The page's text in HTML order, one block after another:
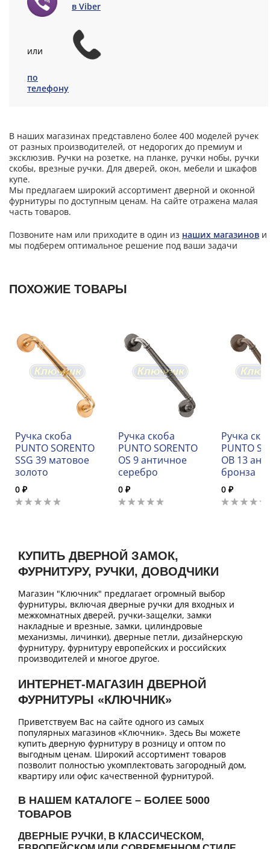
в Viber
или
по
телефону
В наших магазинах представлено более 400 моделей ручек
от разных производителей, от недорогих до премиум и
эксклюзив. Ручки на розетке, на планке, ручки нобы, ручки
скобы, врезные ручки. Для дверей, окон, мебели и шкафов
купе.
Мы предлагаем широкий ассортимент дверной и оконной
фурнитуры по доступным ценам. На сайте отражена малая
часть товаров.
Позвоните нам или приходите в один из наших магазинов и
мы подберем оптимальное решение под ваши задачи
ПОХОЖИЕ ТОВАРЫ
Ручка скоба
PUNTO SORENTO
SSG 39 матовое
золото
0 ₽
Ручка скоба
PUNTO SORENTO
OS 9 античное
серебро
0 ₽
Ручка
PUNTO
OB 13
бронза
0 ₽
КУПИТЬ ДВЕРНОЙ ЗАМОК,
ФУРНИТУРУ, РУЧКИ, ДОВОДЧИКИ
Магазин "Ключник" предлагает огромный выбор
фурнитуры, включая дверные ручки для входных и
межкомнатных дверей, ручки-защелки, замки
накладные и врезные, замки, цилиндровые
механизмы, личинки), дверные петли, дизайнерскую
фурнитуру, фурнитуру европейских и российских
производителей и многое другое.
ИНТЕРНЕТ-МАГАЗИН ДВЕРНОЙ
ФУРНИТУРЫ «КЛЮЧНИК»
Приветствуем Вас на сайте одного из самых
популярных магазинов «Ключник». Здесь Вы можете
купить дверную фурнитуру в розницу и оптом по
выгодным ценам. Широкий ассортимент товаров
позволит полностью укомплектовать загородный дом,
квартиру или офис качественной фурнитурой.
В НАШЕМ КАТАЛОГЕ – БОЛЕЕ 5000
ТОВАРОВ
ДВЕРНЫЕ РУЧКИ, В КЛАССИЧЕСКОМ,